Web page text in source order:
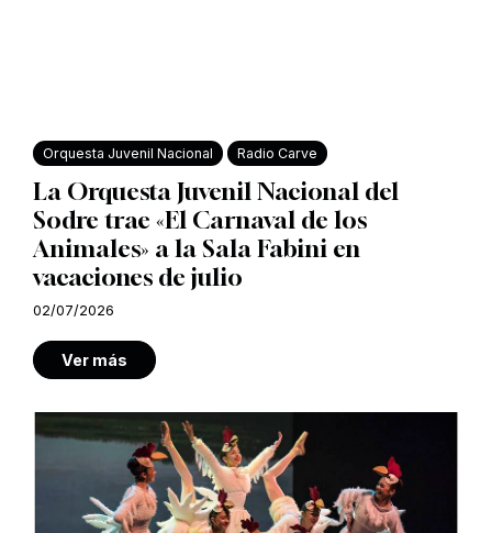
Orquesta Juvenil Nacional Radio Carve
La Orquesta Juvenil Nacional del
Sodre trae «El Carnaval de los
Animales» a la Sala Fabini en
vacaciones de julio
02/07/2026
Ver más